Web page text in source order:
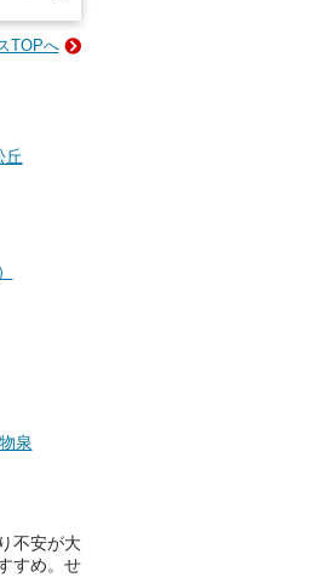
ントい
TOPへ
丘
泉
不安が大
すめ。せ